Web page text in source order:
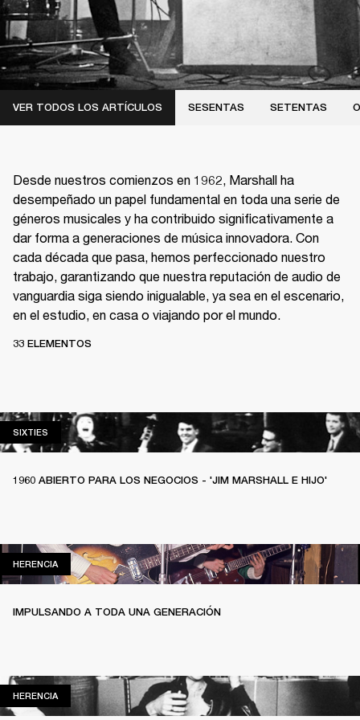
VER TODOS LOS ARTÍCULOS SESENTAS SETENTAS
Desde nuestros comienzos en 1962, Marshall ha
desempeñado un papel fundamental en toda una serie de
géneros musicales y ha contribuido significativamente a
dar forma a generaciones de música innovadora. Con
cada década que pasa, hemos perfeccionado nuestro
trabajo, garantizando que nuestra reputación de audio de
vanguardia siga siendo inigualable, ya sea en el escenario,
en el estudio, en casa o viajando por el mundo.
33 ELEMENTOS
SIXTIES SIXTIES
1960 ABIERTO PARA LOS NEGOCIOS - 'JIM MARSHALL E HIJO'
HERENCIAHERENCIA
IMPULSANDO A TODA UNA GENERACIÓN
HERENCIAHERENCIA